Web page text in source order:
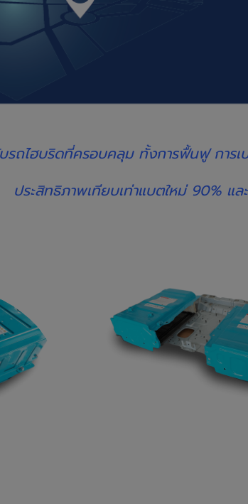
บรถไฮบริดที่ครอบคลุม ทั้งการฟื้นฟู กา
ประสิทธิภาพเทียบเท่าแบตใหม่ 90% แ